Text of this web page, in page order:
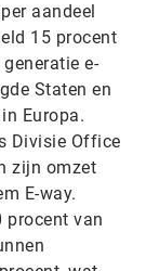
aandeel
15 procent
e-
Staten en
Europa.
Divisie Office
zijn omzet
E-way.
procent van